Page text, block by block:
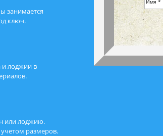
занимается
ключ.
и лоджии в
или лоджию.
размеров.